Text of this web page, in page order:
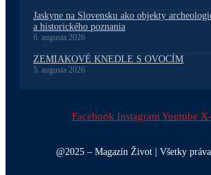
Jaskyne na Slovensku ako objekty
a historického poznania
6. augusta 2026
ZEMIAKOVÉ KNEDLE S OVOCÍM
5. augusta 2026
Facebook Instagram Youtube
@2025 – Magazín Život | Všetky